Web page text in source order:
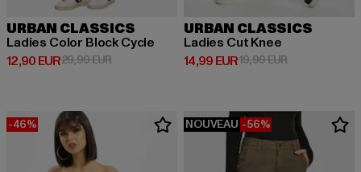
URBAN CLASSICS
Ladies Color Block Cycle
12,90 EUR
Prix courant: 12,90 EUR
29,99 EURPrix en promotion: 29,99 EUR
URBAN CLASSICS
Ladies Cut Knee
14,99 EUR
Prix courant: 14,99 EUR
19,99 EURPrix en
-46% NOUVEAU -56%